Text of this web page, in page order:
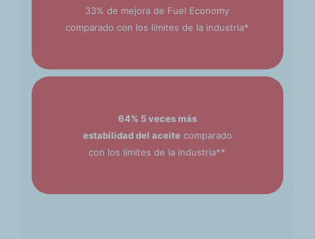
33% de mejora de Fuel Economy
comparado con los límites de la industria*
64% 5 veces más
estabilidad del aceitecomparado
con los límites de la industria**